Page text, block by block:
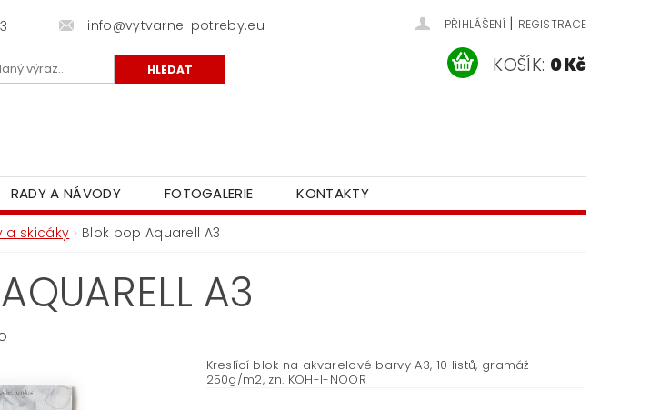
info@vytvarne-potreby.eu PŘIHLÁŠENÍ | REGISTRACE
KOŠÍK: 0 Kč
RADY A NÁVODY FOTOGALERIE KONTAKTY
a skicáky Blok pop Aquarell A3
A3
Kreslící blok na akvarelové barvy A3, 10 listů, gramáž
250g/m2, zn. KOH-I-NOOR